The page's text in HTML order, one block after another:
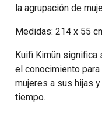
la agrupación de
Medidas: 214 x 55
Kuifi Kimün significa
el conocimiento
mujeres a sus hijas
tiempo.